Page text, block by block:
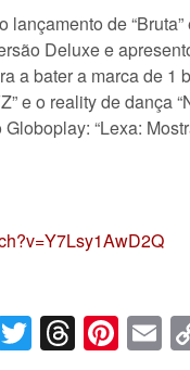
lançamento de
Deluxe e
a bater a marca de
e o reality de dança
“Lexa:
Twitter